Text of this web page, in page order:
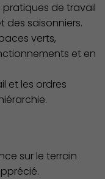
pratiques de travail
des saisonniers.
verts,
et en
et les ordres
sur le terrain